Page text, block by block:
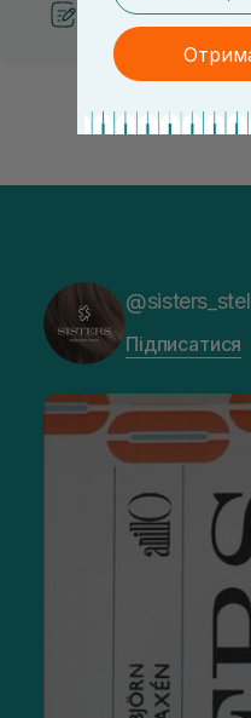
Рекомендації від
Підписатися